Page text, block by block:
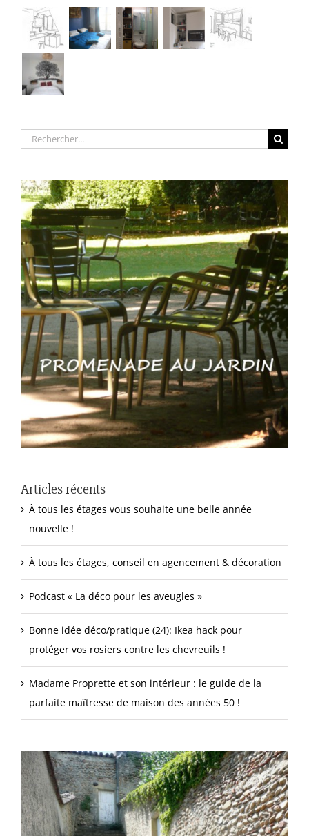
Rechercher:
Articles récents
À tous les étages vous souhaite une belle année
nouvelle !
À tous les étages, conseil en agencement & décoration
Podcast « La déco pour les aveugles »
Bonne idée déco/pratique (24): Ikea hack pour
protéger vos rosiers contre les chevreuils !
Madame Proprette et son intérieur : le guide de la
parfaite maîtresse de maison des années 50 !